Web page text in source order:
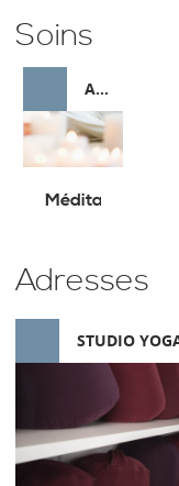
Soins
AUTRE SOIN ET MÉDECINE DOUCE
Méditation
Adresses
STUDIO